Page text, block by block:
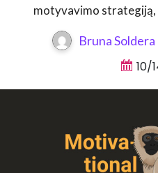
motyvavimo strategiją,
Bruna Soldera
10/